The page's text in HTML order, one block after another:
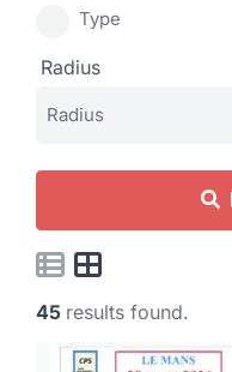
Type
Radius
45 results found.